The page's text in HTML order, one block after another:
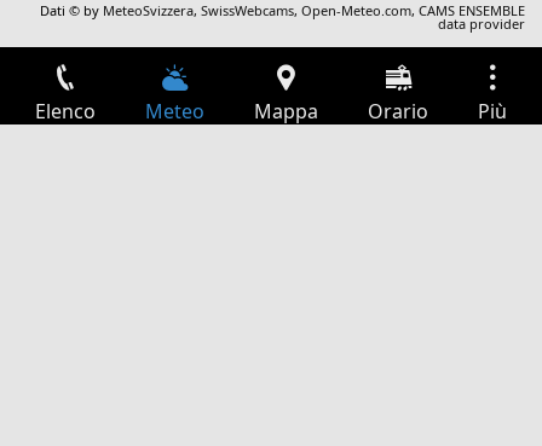
Dati © by MeteoSvizzera,SwissWebcams,Open-Meteo.com,CAMS ENSEMBLE
data provider
Elenco Meteo Mappa Orario Più